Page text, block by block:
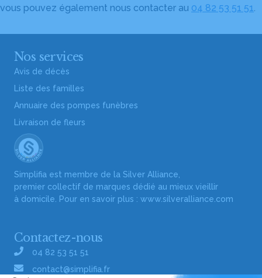
vous pouvez également nous contacter au 04 82 53 51 51.
Nos services
Avis de décès
Liste des familles
Annuaire des pompes funèbres
Livraison de fleurs
Simplifia est membre de la Silver Alliance,
premier collectif de marques dédié au mieux vieillir
à domicile. Pour en savoir plus : www.silveralliance.com
Contactez-nous
04 82 53 51 51
contact@simplifia.fr